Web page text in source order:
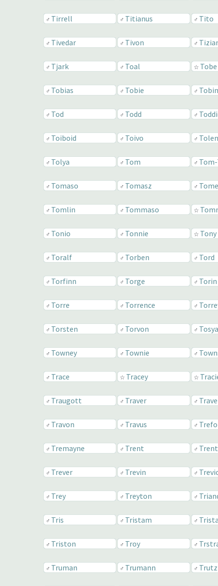
♂ Tirrell ♂ Titianus ♂ Tito
♂ Tivedar ♂ Tivon ♂
♂ Tjark ♂ Toal ☆ Tobe
♂ Tobias ♂ Tobie ♂ Tobin
♂ Tod ♂ Todd ♂
♂ Toiboid ♂ Toivo ♂
♂ Tolya ♂ Tom ♂
♂ Tomaso ♂ Tomasz ♂ Tome
♂ Tomlin ♂ Tommaso ☆
♂ Tonio ♂ Tonnie ☆ Tony
♂ Toralf ♂ Torben ♂ Tord
♂ Torfinn ♂ Torge ♂ Torin
♂ Torre ♂ Torrence ♂
♂ Torsten ♂ Torvon ♂ Tosya
♂ Towney ♂ Townie ♂
♂ Trace ☆ Tracey ☆
♂ Traugott ♂ Traver ♂
♂ Travon ♂ Travus ♂
♂ Tremayne ♂ Trent ♂
♂ Trever ♂ Trevin ♂
♂ Trey ♂ Treyton ♂
♂ Tris ♂ Tristam ♂
♂ Triston ♂ Troy ♂
♂ Truman ♂ Trumann ♂ Trutz